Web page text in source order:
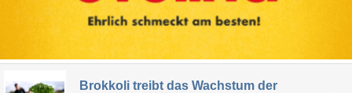
Brokkoli treibt das Wachstum der